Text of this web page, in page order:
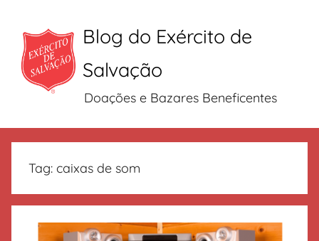
conteúdo
Blog do Exército de
Salvação
Doações e Bazares Beneficentes
Tag: caixas de som